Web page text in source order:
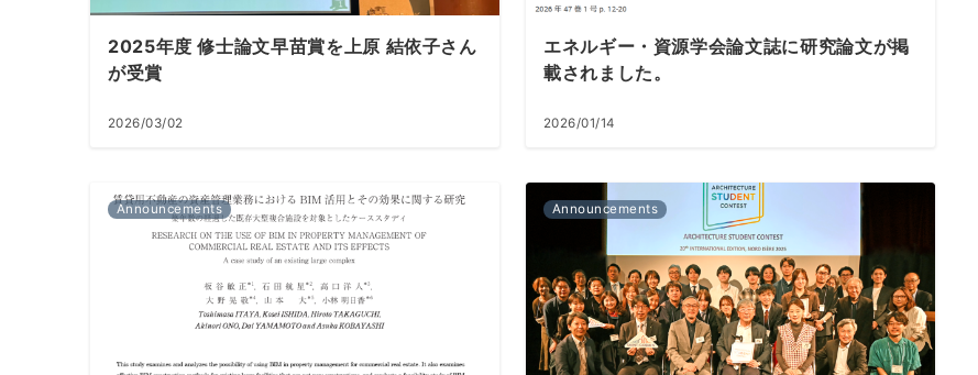
2025年度 修士論文早苗賞を上原 結依子さん
が受賞
2026/03/02
エネルギー・資源学会論文誌に研究論文が掲
載されました。
2026/01/14
Announcements Announcements